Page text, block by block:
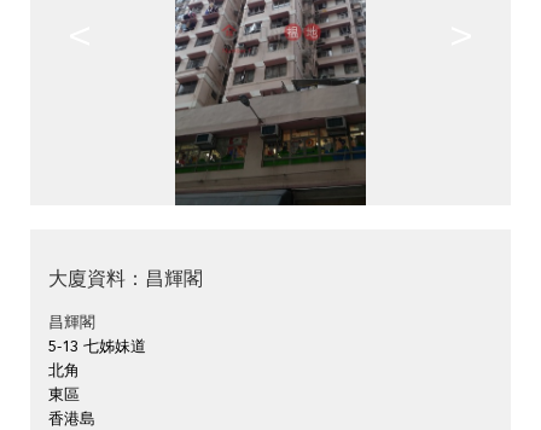
大廈資料：昌輝閣
昌輝閣
5-13 七姊妹道
北角
東區
香港島